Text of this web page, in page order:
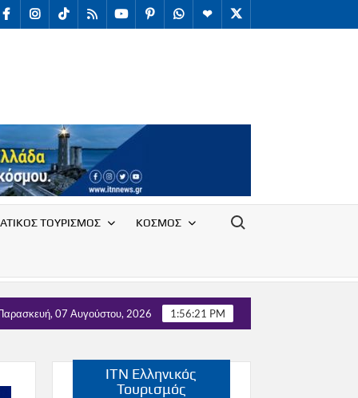
facebookInstagram
TikTokRSS youtubePinterestWhatsApp
Telegram
X
ΤΟΥΡΙΣΜΟΣ ΚΟΣΜΟΣ
Search for:
Υπαλλήλων Ε.Ο.Τ. με τον Τομέα Τουρισμού του κόμματος
07 Αυγούστου, 2026 1:56:22 PM
ITN Ελληνικός
Τουρισμός